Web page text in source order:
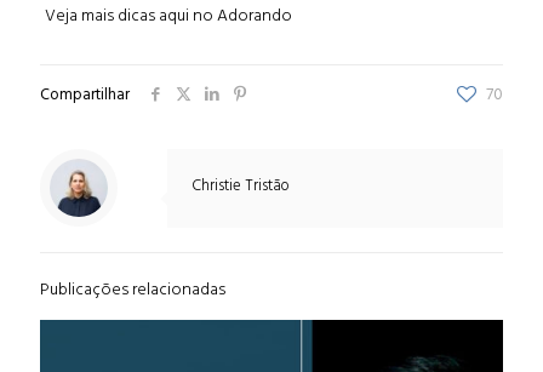
Veja mais dicas aqui no Adorando
Compartilhar 70
Christie Tristão
Publicações relacionadas